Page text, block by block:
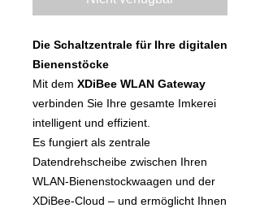
Die Schaltzentrale für Ihre digitalen
Bienenstöcke
Mit dem XDiBee WLAN Gateway
verbinden Sie Ihre gesamte Imkerei
intelligent und effizient.
Es fungiert als zentrale
Datendrehscheibe zwischen Ihren
WLAN-Bienenstockwaagen und der
XDiBee-Cloud – und ermöglicht Ihnen